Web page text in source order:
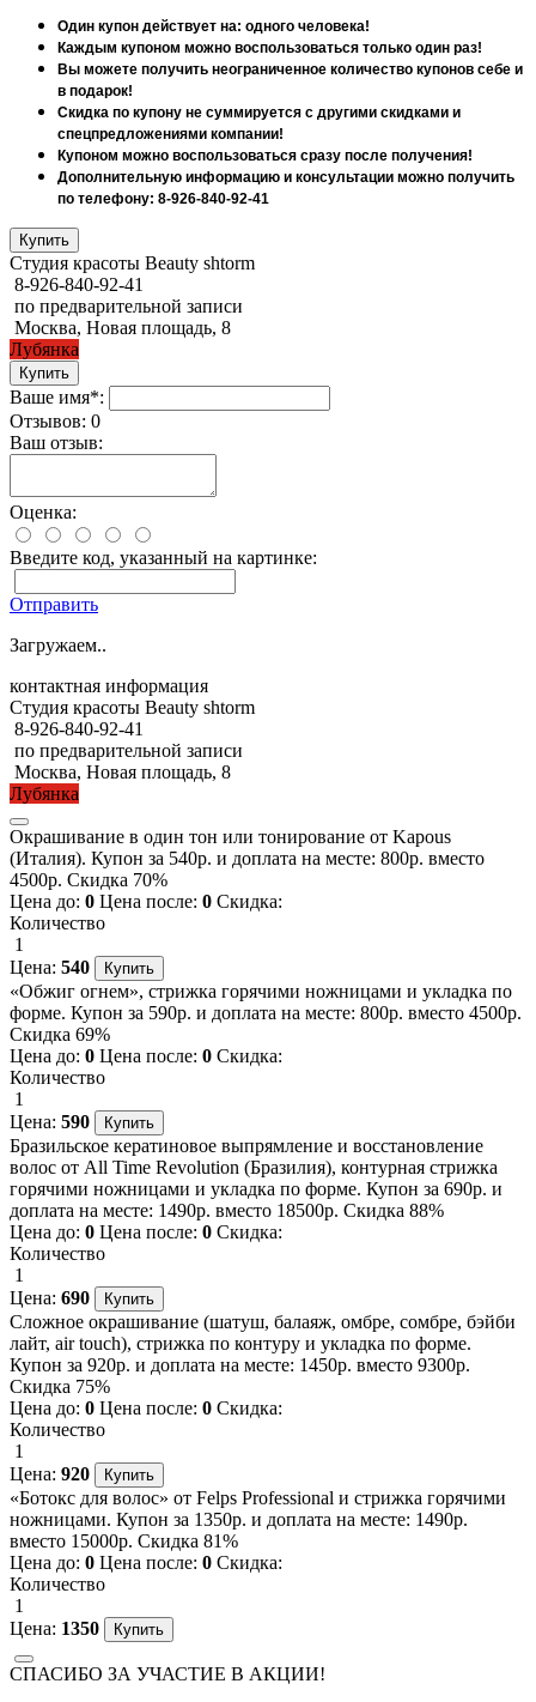
Один купон действует на: одного человека!
Каждым купоном можно воспользоваться только один раз!
Вы можете получить неограниченное количество купонов себе и
в подарок!
Скидка по купону не суммируется с другими скидками и
спецпредложениями компании!
Купоном можно воспользоваться сразу после получения!
Дополнительную информацию и консультации можно получить
по телефону: 8-926-840-92-41
Студия красоты Beauty shtorm
8-926-840-92-41
по предварительной записи
Москва, Новая площадь, 8
Лубянка
Ваше имя*:
Отзывов: 0
Ваш отзыв:
Оценка:
Введите код, указанный на картинке:
Отправить
Загружаем..
контактная информация
Студия красоты Beauty shtorm
8-926-840-92-41
по предварительной записи
Москва, Новая площадь, 8
Лубянка
Окрашивание в один тон или тонирование от Kapous
(Италия). Купон за 540р. и доплата на месте: 800р. вместо
4500р. Скидка 70%
Цена до: 0 Цена после: 0 Скидка:
Количество
1
Цена: 540
«Обжиг огнем», стрижка горячими ножницами и укладка по
форме. Купон за 590р. и доплата на месте: 800р. вместо 4500р.
Скидка 69%
Цена до: 0 Цена после: 0 Скидка:
Количество
1
Цена: 590
Бразильское кератиновое выпрямление и восстановление
волос от All Time Revolution (Бразилия), контурная стрижка
горячими ножницами и укладка по форме. Купон за 690р. и
доплата на месте: 1490р. вместо 18500р. Скидка 88%
Цена до: 0 Цена после: 0 Скидка:
Количество
1
Цена: 690
Сложное окрашивание (шатуш, балаяж, омбре, сомбре, бэйби
лайт, air touch), стрижка по контуру и укладка по форме.
Купон за 920р. и доплата на месте: 1450р. вместо 9300р.
Скидка 75%
Цена до: 0 Цена после: 0 Скидка:
Количество
1
Цена: 920
«Ботокс для волос» от Felps Professional и стрижка горячими
ножницами. Купон за 1350р. и доплата на месте: 1490р.
вместо 15000р. Скидка 81%
Цена до: 0 Цена после: 0 Скидка:
Количество
1
Цена: 1350
СПАСИБО ЗА УЧАСТИЕ В АКЦИИ!